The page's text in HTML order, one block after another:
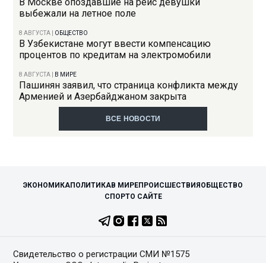
выбежали на летное поле
8 АВГУСТА ОБЩЕСТВО
В Узбекистане могут ввести компенсацию
процентов по кредитам на электромобили
8 АВГУСТА В МИРЕ
Пашинян заявил, что страница конфликта между
Арменией и Азербайджаном закрыта
ВСЕ НОВОСТИ
ЭКОНОМИКАПОЛИТИКАВ МИРЕПРОИСШЕСТВИЯ ОБЩЕСТВО
СПОРТО САЙТЕ
Свидетельство о регистрации СМИ №1575